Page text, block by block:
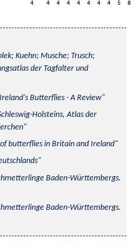
4 4 4 4 4 4 4 4 5 8
Kuehn; Musche; Trusch;
der Tagfalter und
Butterflies - A Review
Holsteins, Atlas der
butterflies in Britain and Ireland
Baden-Württembergs.
Baden-Württembergs.